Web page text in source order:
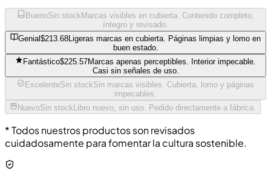
BuenoSin stockMarcas visibles en cubierta. Contenido completo,
íntegro y revisado.
Genial$213.68Ligeras marcas en cubierta. Páginas limpias y lomo en
buen estado.
Fantástico$225.57Marcas apenas perceptibles. Interior impecable.
Casi sin señales de uso.
ExcelenteSin stockSin marcas visibles. Cubierta, lomo y páginas
impecables.
NuevoSin stockLibro nuevo, sin uso. Pedido directamente a fábrica.
* Todos nuestros productos son revisados
cuidadosamente para fomentar la cultura sostenible.